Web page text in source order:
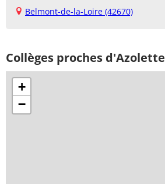
Belmont-de-la-Loire (42670)
Collèges proches d'Azolette
+
−